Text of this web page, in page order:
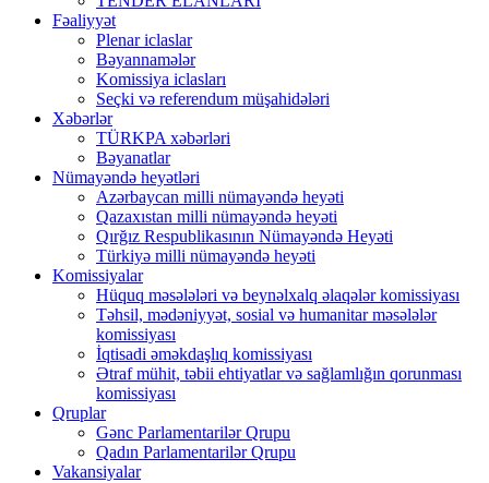
Fəaliyyət
Plenar iclaslar
Bəyannamələr
Komissiya iclasları
Seçki və referendum müşahidələri
Xəbərlər
TÜRKPA xəbərləri
Bəyanatlar
Nümayəndə heyətləri
Azərbaycan milli nümayəndə heyəti
Qazaxıstan milli nümayəndə heyəti
Qırğız Respublikasının Nümayəndə Heyəti
Türkiyə milli nümayəndə heyəti
Komissiyalar
Hüquq məsələləri və beynəlxalq əlaqələr komissiyası
Təhsil, mədəniyyət, sosial və humanitar məsələlər
komissiyası
İqtisadi əməkdaşlıq komissiyası
Ətraf mühit, təbii ehtiyatlar və sağlamlığın qorunması
komissiyası
Qruplar
Gənc Parlamentarilər Qrupu
Qadın Parlamentarilər Qrupu
Vakansiyalar